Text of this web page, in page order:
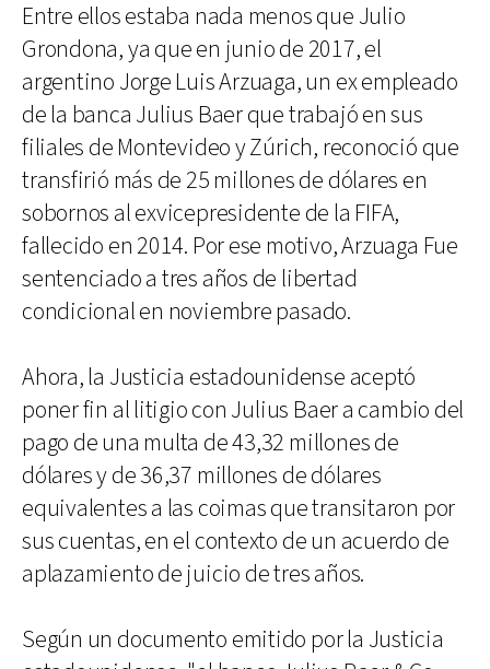
Entre ellos estaba nada menos que Julio
Grondona, ya que en junio de 2017, el
argentino Jorge Luis Arzuaga, un ex empleado
de la banca Julius Baer que trabajó en sus
filiales de Montevideo y Zúrich, reconoció que
transfirió más de 25 millones de dólares en
sobornos al exvicepresidente de la FIFA,
fallecido en 2014. Por ese motivo, Arzuaga Fue
sentenciado a tres años de libertad
condicional en noviembre pasado.
Ahora, la Justicia estadounidense aceptó
poner fin al litigio con Julius Baer a cambio del
pago de una multa de 43,32 millones de
dólares y de 36,37 millones de dólares
equivalentes a las coimas que transitaron por
sus cuentas, en el contexto de un acuerdo de
aplazamiento de juicio de tres años.
Según un documento emitido por la Justicia